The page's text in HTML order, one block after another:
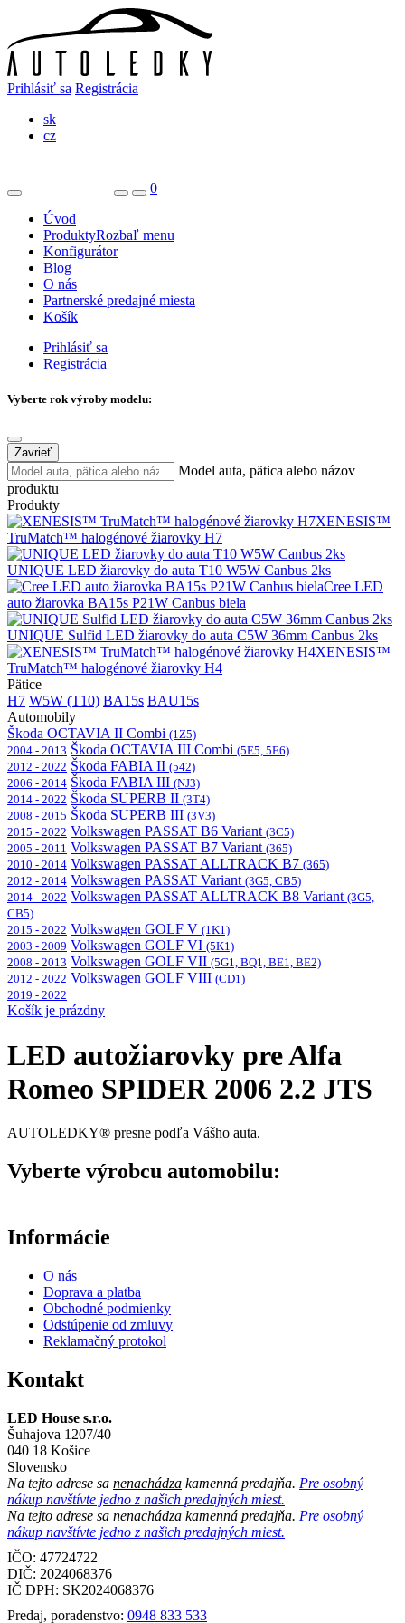
Prihlásiť sa Registrácia
sk
cz
0
Úvod
ProduktyRozbaľ menu
Konfigurátor
Blog
O nás
Partnerské predajné miesta
Košík
Prihlásiť sa
Registrácia
Vyberte rok výroby modelu:
Zavrieť
Model auta, pätica alebo názov
produktu
Produkty
XENESIS™
TruMatch™ halogénové žiarovky H7
UNIQUE LED žiarovky do auta T10 W5W Canbus 2ks
Cree LED
auto žiarovka BA15s P21W Canbus biela
UNIQUE Sulfid LED žiarovky do auta C5W 36mm Canbus 2ks
XENESIS™
TruMatch™ halogénové žiarovky H4
Pätice
H7 W5W (T10) BA15s BAU15s
Automobily
Škoda OCTAVIA II Combi (1Z5)
2004 - 2013 Škoda OCTAVIA III Combi (5E5, 5E6)
2012 - 2022 Škoda FABIA II (542)
2006 - 2014 Škoda FABIA III (NJ3)
2014 - 2022 Škoda SUPERB II (3T4)
2008 - 2015 Škoda SUPERB III (3V3)
2015 - 2022 Volkswagen PASSAT B6 Variant (3C5)
2005 - 2011 Volkswagen PASSAT B7 Variant (365)
2010 - 2014 Volkswagen PASSAT ALLTRACK B7 (365)
2012 - 2014 Volkswagen PASSAT Variant (3G5, CB5)
2014 - 2022 Volkswagen PASSAT ALLTRACK B8 Variant (3G5,
CB5)
2015 - 2022 Volkswagen GOLF V (1K1)
2003 - 2009 Volkswagen GOLF VI (5K1)
2008 - 2013 Volkswagen GOLF VII (5G1, BQ1, BE1, BE2)
2012 - 2022 Volkswagen GOLF VIII (CD1)
2019 - 2022
Košík je prázdny
LED autožiarovky pre Alfa
Romeo SPIDER 2006 2.2 JTS
AUTOLEDKY® presne podľa Vášho auta.
Vyberte výrobcu automobilu:
Informácie
O nás
Doprava a platba
Obchodné podmienky
Odstúpenie od zmluvy
Reklamačný protokol
Kontakt
LED House s.r.o.
Šuhajova 1207/40
040 18 Košice
Slovensko
Na tejto adrese sa nenachádza kamenná predajňa. Pre osobný
nákup navštívte jedno z našich predajných miest.
Na tejto adrese sa nenachádza kamenná predajňa. Pre osobný
nákup navštívte jedno z našich predajných miest.
IČO: 47724722
DIČ: 2024068376
IČ DPH: SK2024068376
Predaj, poradenstvo: 0948 833 533